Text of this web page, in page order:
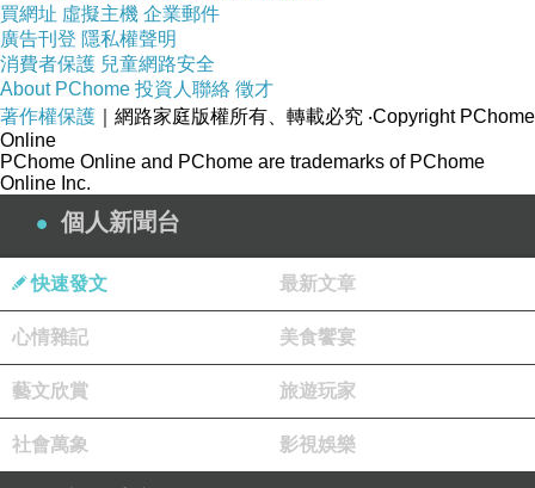
『梅雨降臨前的筆觸』
時序進入五月，天氣爽朗氣溫恰到好處，今年
的「梅雨季」逐漸有苗頭啦。剛剛度完四月份，如
果沒有意外，滴滴答答的梅雨將會下個沒完沒了。
五月天，因為今年驚蟄之雷很吝嗇，才小小的「匡
啷！」幾聲就算是交差了事。不過，這也不能怪天
氣，因為清明時節並未雨紛紛啊，所以，對於驚蟄
之雷就不要太苛求了。如果在平時，在下還真害怕
驚蟄雷大梅與小咧。
買網址 虛擬主機 企業郵件
廣告刊登 隱私權聲明
消費者保護 兒童網路安全
About PChome 投資人聯絡 徵才
著作權保護 ｜網路家庭版權所有、轉載必究 ‧Copyright PChome
Online
PChome Online and PChome are trademarks of PChome
Online Inc.
個人新聞台
快速發文 最新文章
心情雜記 美食饗宴
藝文欣賞 旅遊玩家
社會萬象 影視娛樂